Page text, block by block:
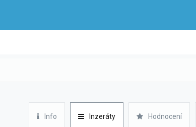
Info Inzeráty Hodnocení